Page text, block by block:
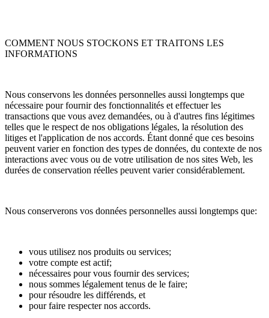
COMMENT NOUS STOCKONS ET TRAITONS LES
INFORMATIONS
Nous conservons les données personnelles aussi longtemps que
nécessaire pour fournir des fonctionnalités et effectuer les
transactions que vous avez demandées, ou à d'autres fins légitimes
telles que le respect de nos obligations légales, la résolution des
litiges et l'application de nos accords. Étant donné que ces besoins
peuvent varier en fonction des types de données, du contexte de nos
interactions avec vous ou de votre utilisation de nos sites Web, les
durées de conservation réelles peuvent varier considérablement.
Nous conserverons vos données personnelles aussi longtemps que:
vous utilisez nos produits ou services;
votre compte est actif;
nécessaires pour vous fournir des services;
nous sommes légalement tenus de le faire;
pour résoudre les différends, et
pour faire respecter nos accords.